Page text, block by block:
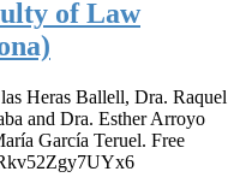
of Law
Heras Ballell, Dra. Raquel
and Dra. Esther Arroyo
García Teruel. Free